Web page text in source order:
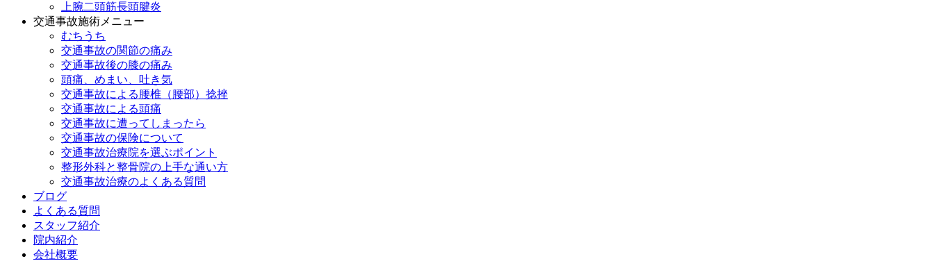
上腕二頭筋長頭腱炎
交通事故施術メニュー
むちうち
交通事故の関節の痛み
交通事故後の膝の痛み
頭痛、めまい、吐き気
交通事故による腰椎（腰部）捻挫
交通事故による頭痛
交通事故に遭ってしまったら
交通事故の保険について
交通事故治療院を選ぶポイント
整形外科と整骨院の上手な通い方
交通事故治療のよくある質問
ブログ
よくある質問
スタッフ紹介
院内紹介
会社概要